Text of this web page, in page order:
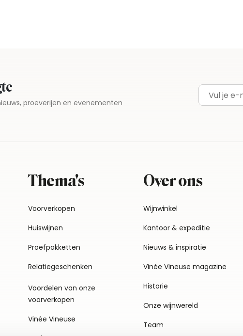
proeverijen en evenementen E-mailadres
Thema's
Voorverkopen
Huiswijnen
Proefpakketten
Relatiegeschenken
Voordelen van onze
voorverkopen
Vinée Vineuse
Over ons
Wijnwinkel
Kantoor & expeditie
Nieuws & inspiratie
Vinée Vineuse magazine
Historie
Onze wijnwereld
Team